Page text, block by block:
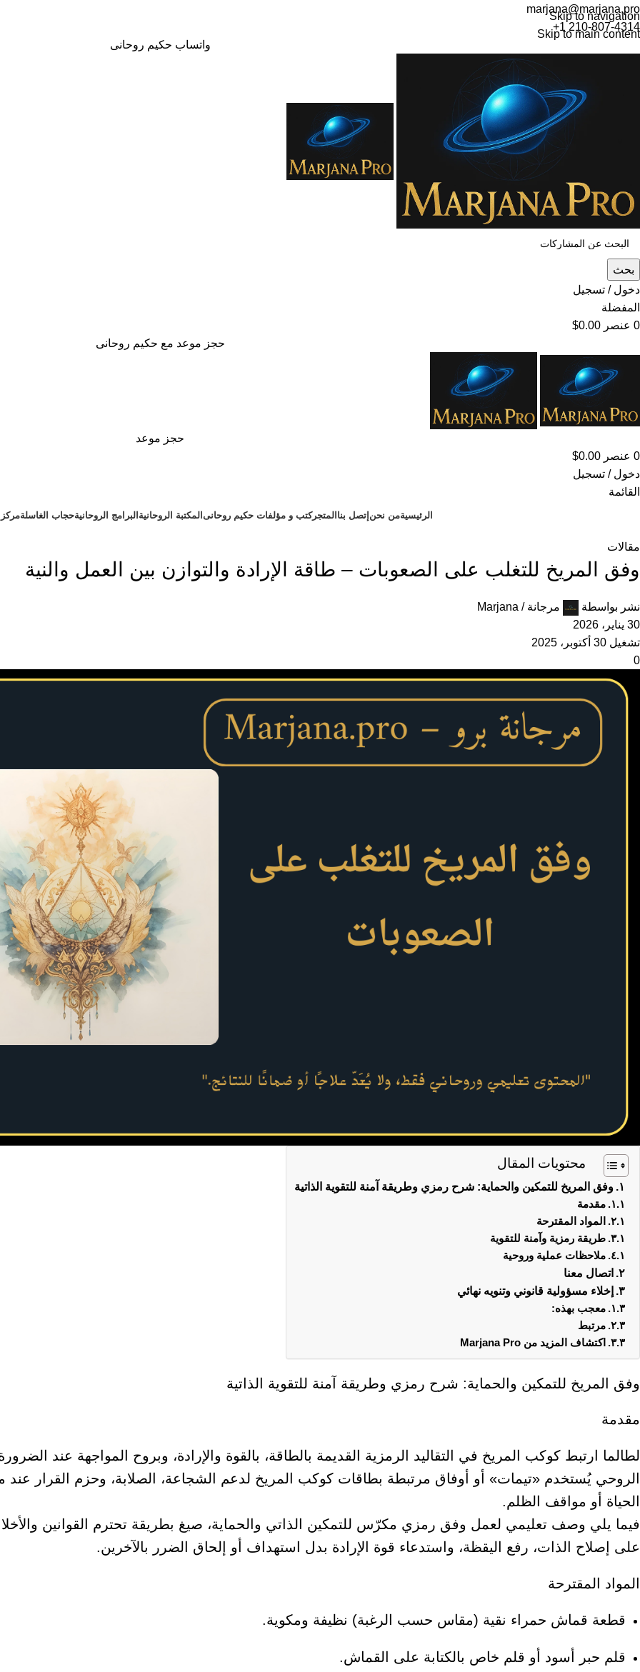
Skip to navigation
Skip to main content
marjana@marjana.pro
+1 210-807-4314
واتساب حكيم روحانى
بحث
دخول / تسجيل
المفضلة
0 عنصر $0.00
حجز موعد مع حكيم روحانى
حجز موعد
0 عنصر $0.00
دخول / تسجيل
القائمة
الرئيسيةمن نحن إتصل بنا المتجركتب و مؤلفات حكيم روحانى المكتبة الروحانية البرامج الروحانيةحجاب الغاسلةمركز
مقالات
وفق المريخ للتغلب على الصعوبات – طاقة الإرادة والتوازن بين العمل والنية
نشر بواسطة
مرجانة / Marjana
30 يناير، 2026
تشغيل 30 أكتوبر، 2025
0
محتويات المقال
وفق المريخ للتمكين والحماية: شرح رمزي وطريقة آمنة للتقوية الذاتية
مقدمة
المواد المقترحة
طريقة رمزية وآمنة للتقوية
ملاحظات عملية وروحية
اتصال معنا
إخلاء مسؤولية قانوني وتنويه نهائي
معجب بهذه:
مرتبط
اكتشاف المزيد من Marjana Pro
وفق المريخ للتمكين والحماية: شرح رمزي وطريقة آمنة للتقوية الذاتية
مقدمة
لطالما ارتبط كوكب المريخ في التقاليد الرمزية القديمة بالطاقة، بالقوة والإرادة، وبروح المواجهة عند
الروحي يُستخدم «تيمات» أو أوفاق مرتبطة بطاقات كوكب المريخ لدعم الشجاعة، الصلابة، وحزم القرار
الحياة أو مواقف الظلم.
فيما يلي وصف تعليمي لعمل وفق رمزي مكرّس للتمكين الذاتي والحماية، صيغ بطريقة تحترم القوانين
على إصلاح الذات، رفع اليقظة، واستدعاء قوة الإرادة بدل استهداف أو إلحاق الضرر بالآخرين.
المواد المقترحة
قطعة قماش حمراء نقية (مقاس حسب الرغبة) نظيفة ومكوية.
قلم حبر أسود أو قلم خاص بالكتابة على القماش.